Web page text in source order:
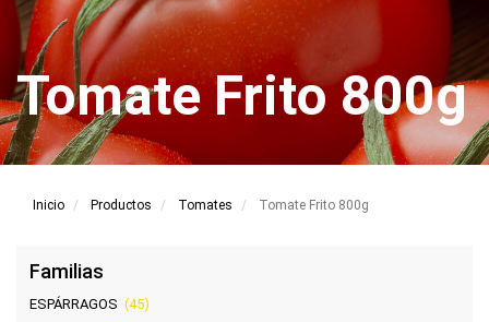
principal
Tomate Frito 800g
Inicio Productos Tomates Tomate Frito 800g
Familias
ESPÁRRAGOS (45)